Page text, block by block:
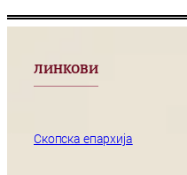
ЛИНКОВИ
Скопска епархија